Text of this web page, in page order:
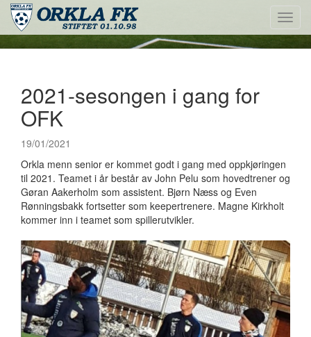
2021-sesongen i gang for
OFK
19/01/2021
Orkla menn senior er kommet godt i gang med oppkjøringen
til 2021. Teamet i år består av John Pelu som hovedtrener og
Gøran Aakerholm som assistent. Bjørn Næss og Even
Rønningsbakk fortsetter som keepertrenere. Magne Kirkholt
kommer inn i teamet som spillerutvikler.